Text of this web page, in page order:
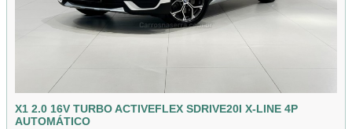
X1 2.0 16V TURBO ACTIVEFLEX SDRIVE20I X-LINE 4P
AUTOMÁTICO